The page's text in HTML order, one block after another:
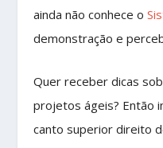
ainda não conhece o
demonstração e
Quer receber dicas
projetos ágeis? Então
canto superior direito